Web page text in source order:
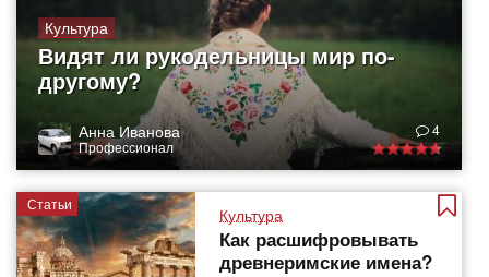
Культура
Видят ли рукодельницы мир по-
другому?
Анна Иванова
Профессионал
4
Статьи
Культура
Как расшифровывать
древнеримские имена?